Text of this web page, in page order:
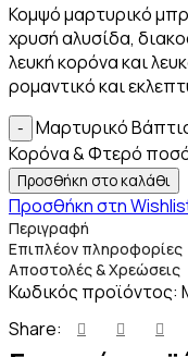
Κομψό μαρτυρικό
χρυσή αλυσίδα,
λευκή κορόνα και
ρομαντικό και
Μαρτυρικό
Κορόνα & Φτερό
Προσθήκη στο καλάθι
Προσθήκη στη
Περιγραφή
Επιπλέον πληροφορίες
Αποστολές & Χρεώσεις
Κωδικός προϊόντος:
Share: